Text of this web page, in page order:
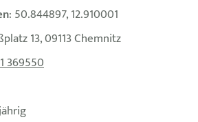
: 50.844897, 12.910001
13, 09113 Chemnitz
369550